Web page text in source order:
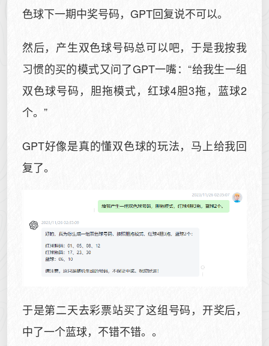
色球下一期中奖号码，GPT回复说不可以。
然后，产生双色球号码总可以吧，于是我按我
习惯的买的模式又问了GPT一嘴：“给我生一组
双色球号码，胆拖模式，红球4胆3拖，蓝球2
个。”
GPT好像是真的懂双色球的玩法，马上给我回
复了。
于是第二天去彩票站买了这组号码，开奖后，
中了一个蓝球，不错不错。。